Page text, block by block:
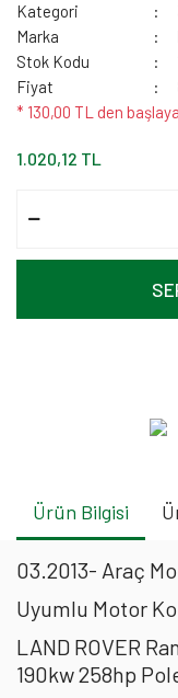
Kategori
Marka
Stok Kodu
Fiyat
* 130,00 TL den
1.020,12 TL
Ürün Bilgisi
03.2013- Araç
Uyumlu Motor
LAND ROVER
190kw 258hp